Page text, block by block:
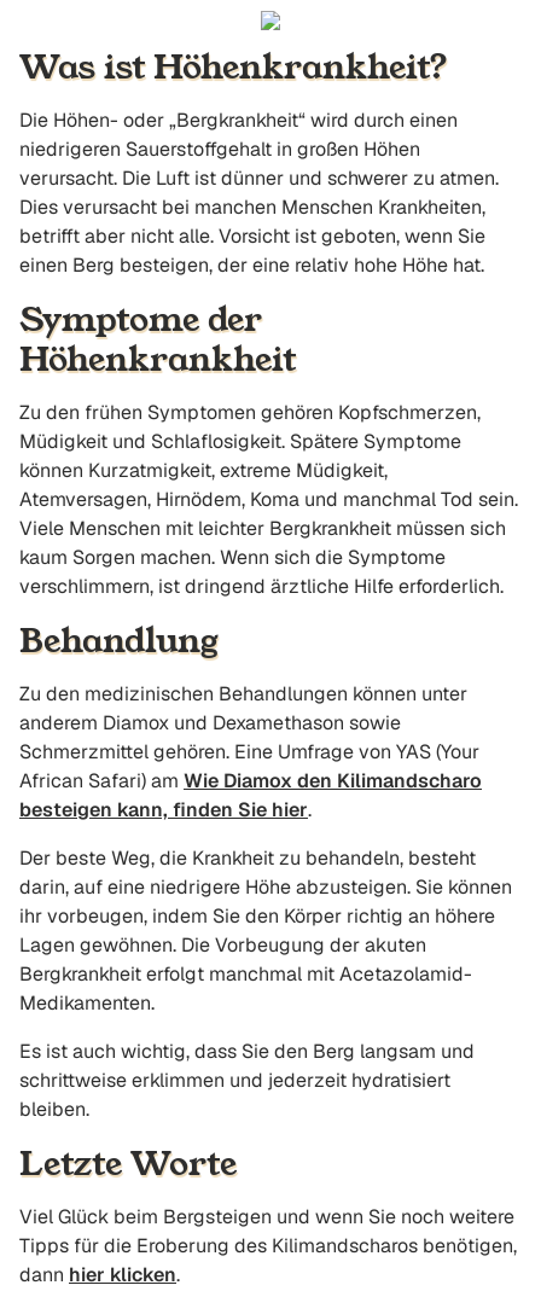
Was ist Höhenkrankheit?
Die Höhen- oder „Bergkrankheit“ wird durch einen
niedrigeren Sauerstoffgehalt in großen Höhen
verursacht. Die Luft ist dünner und schwerer zu atmen.
Dies verursacht bei manchen Menschen Krankheiten,
betrifft aber nicht alle. Vorsicht ist geboten, wenn Sie
einen Berg besteigen, der eine relativ hohe Höhe hat.
Symptome der
Höhenkrankheit
Zu den frühen Symptomen gehören Kopfschmerzen,
Müdigkeit und Schlaflosigkeit. Spätere Symptome
können Kurzatmigkeit, extreme Müdigkeit,
Atemversagen, Hirnödem, Koma und manchmal Tod sein.
Viele Menschen mit leichter Bergkrankheit müssen sich
kaum Sorgen machen. Wenn sich die Symptome
verschlimmern, ist dringend ärztliche Hilfe erforderlich.
Behandlung
Zu den medizinischen Behandlungen können unter
anderem Diamox und Dexamethason sowie
Schmerzmittel gehören. Eine Umfrage von YAS (Your
African Safari) am Wie Diamox den Kilimandscharo
besteigen kann, finden Sie hier.
Der beste Weg, die Krankheit zu behandeln, besteht
darin, auf eine niedrigere Höhe abzusteigen. Sie können
ihr vorbeugen, indem Sie den Körper richtig an höhere
Lagen gewöhnen. Die Vorbeugung der akuten
Bergkrankheit erfolgt manchmal mit Acetazolamid-
Medikamenten.
Es ist auch wichtig, dass Sie den Berg langsam und
schrittweise erklimmen und jederzeit hydratisiert
bleiben.
Letzte Worte
Viel Glück beim Bergsteigen und wenn Sie noch weitere
Tipps für die Eroberung des Kilimandscharos benötigen,
dann hier klicken.